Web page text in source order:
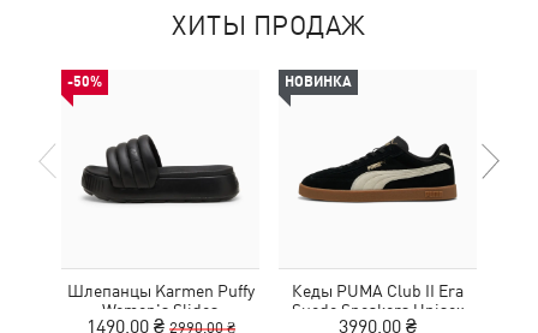
ХИТЫ ПРОДАЖ
-50%
Шлепанцы Karmen Puffy
Women's Slides
1490,00 ₴ 2990,00 ₴
НОВИНКА
Кеды PUMA Club II Era
Suede Sneakers Unisex
3990,00 ₴